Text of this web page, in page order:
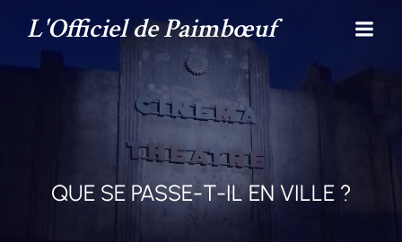
L'Officiel de Paimbœuf
QUE SE PASSE-T-IL EN VILLE ?